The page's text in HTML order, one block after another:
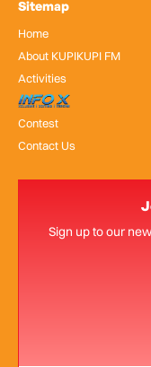
Sitemap
Home
About KUPIKUPI FM
Activities
InfoX
Contest
Contact Us
Sign up to our